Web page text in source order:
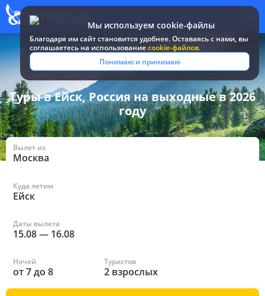
Мы используем cookie-файлы
Благодаря им сайт становится удобнее. Оставаясь c нами, вы
соглашаетесь на использованиеcookie-файлов.
Понимаю и принимаю
Все туры и путевки / Россия / в Ейске на выходные
Туры в Ейск, Россия на выходные в 2026
году
Вылет из
Москва
Куда летим
Ейск
Даты вылета
15.08— 16.08
Ночей
от7до 8
Туристов
2 взрослых